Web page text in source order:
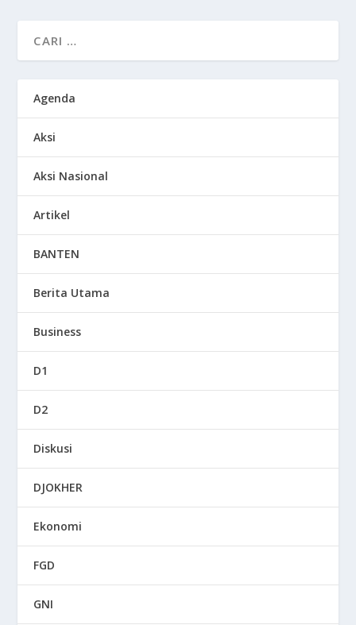
Agenda
Aksi
Aksi Nasional
Artikel
BANTEN
Berita Utama
Business
D1
D2
Diskusi
DJOKHER
Ekonomi
FGD
GNI